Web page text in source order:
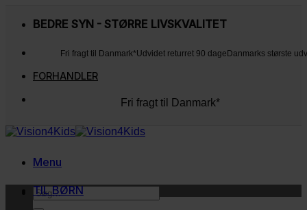
BEDRE SYN - STØRRE LIVSKVALITET
Fri fragt til Danmark*Udvidet returret 90 dage Danmarks største
FORHANDLER
Fri fragt til Danmark*
Menu
Søg
efter:
TIL BØRN